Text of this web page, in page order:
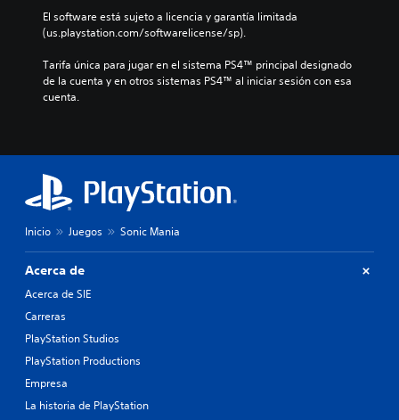
El software está sujeto a licencia y garantía limitada
(us.playstation.com/softwarelicense/sp).
Tarifa única para jugar en el sistema PS4™ principal designado
de la cuenta y en otros sistemas PS4™ al iniciar sesión con esa
cuenta.
Inicio Juegos Sonic Mania
Acerca de
Acerca de SIE
Carreras
PlayStation Studios
PlayStation Productions
Empresa
La historia de PlayStation